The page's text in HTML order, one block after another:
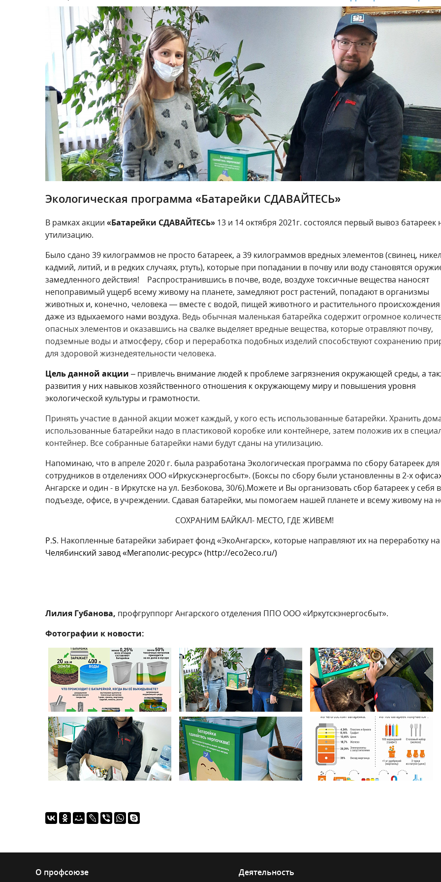
Экологическая программа «Батарейки СДАВАЙТЕСЬ»
В рамках акции «Батарейки СДАВАЙТЕСЬ» 13 и 14 октября 2021г. состоялся первый вывоз батареек
утилизацию.
Было сдано 39 килограммов не просто батареек, а 39 килограммов вредных элементов (свинец,
кадмий, литий, и в редких случаях, ртуть), которые при попадании в почву или воду становятся
замедленного действия! Распространившись в почве, воде, воздухе токсичные вещества наносят
непоправимый ущерб всему живому на планете, замедляют рост растений, попадают в организмы
животных и, конечно, человека — вместе с водой, пищей животного и растительного
даже из вдыхаемого нами воздуха. Ведь обычная маленькая батарейка содержит огромное
опасных элементов и оказавшись на свалке выделяет вредные вещества, которые отравляют почву,
подземные воды и атмосферу, сбор и переработка подобных изделий способствуют сохранению
для здоровой жизнедеятельности человека.
Цель данной акции – привлечь внимание людей к проблеме загрязнения окружающей среды, а
развития у них навыков хозяйственного отношения к окружающему миру и повышения уровня
экологической культуры и грамотности.
Принять участие в данной акции может каждый, у кого есть использованные батарейки. Хранить
использованные батарейки надо в пластиковой коробке или контейнере, затем положив их в
контейнер. Все собранные батарейки нами будут сданы на утилизацию.
Напоминаю, что в апреле 2020 г. была разработана Экологическая программа по сбору батареек для
сотрудников в отделениях ООО «Иркускэнергосбыт». (Боксы по сбору были установленны в 2-х
Ангарске и один - в Иркутске на ул. Безбокова, 30/6).Можете и Вы организовать сбор батареек у себя в
подъезде, офисе, в учреждении. Сдавая батарейки, мы помогаем нашей планете и всему живому на
СОХРАНИМ БАЙКАЛ- МЕСТО, ГДЕ ЖИВЕМ!
P.S. Накопленные батарейки забирает фонд «ЭкоАнгарск», которые направляют их на переработку на
Челябинский завод «Мегаполис-ресурс» (http://eco2eco.ru/)
Лилия Губанова, профгруппорг Ангарского отделения ППО ООО «Иркутскэнергосбыт».
Фотографии к новости:
О профсоюзе Деятельность